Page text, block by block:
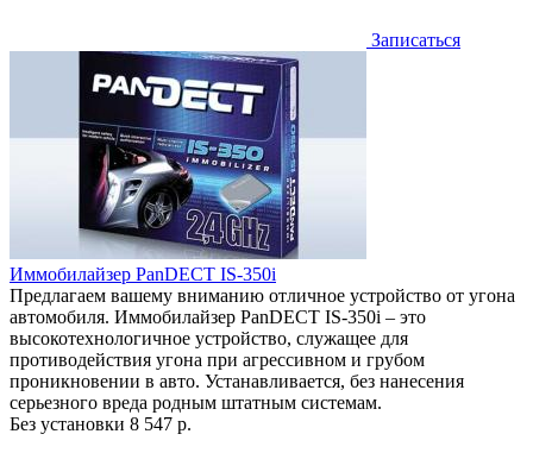
Записаться
Иммобилайзер PanDECT IS-350i
Предлагаем вашему вниманию отличное устройство от угона
автомобиля. Иммобилайзер PanDECT IS-350i – это
высокотехнологичное устройство, служащее для
противодействия угона при агрессивном и грубом
проникновении в авто. Устанавливается, без нанесения
серьезного вреда родным штатным системам.
Без установки 8 547 р.